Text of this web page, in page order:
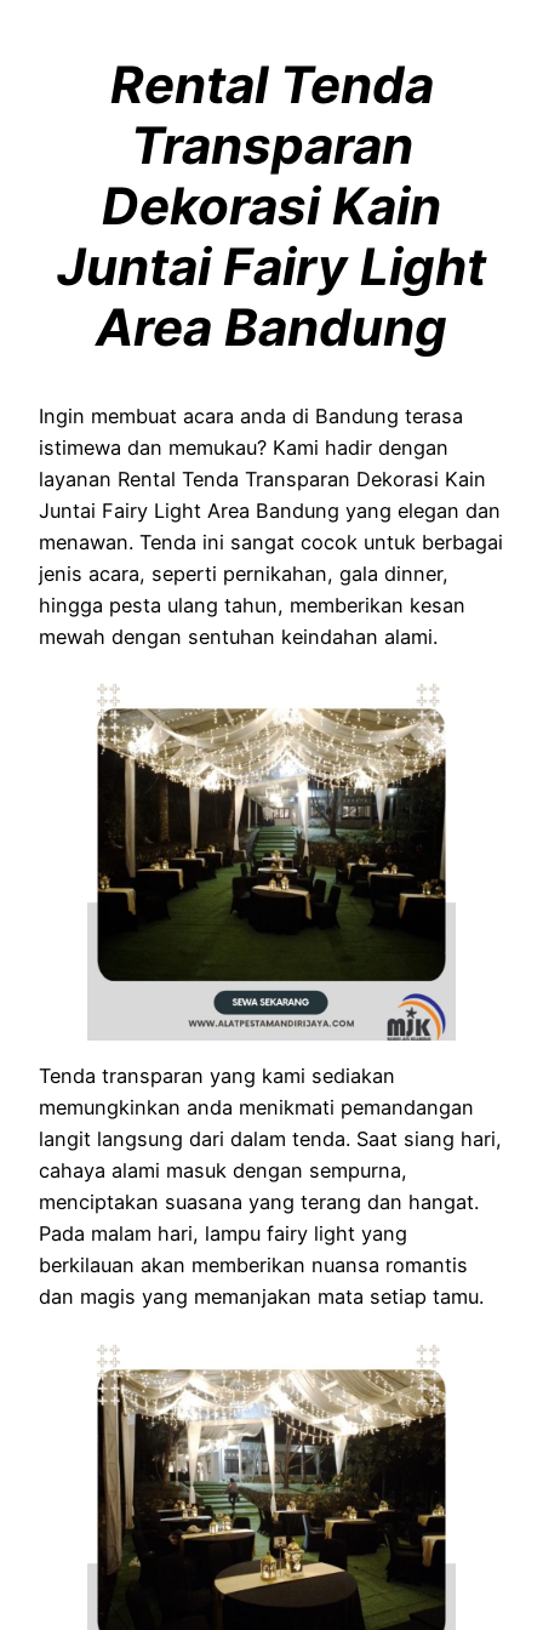
Rental Tenda
Transparan
Dekorasi Kain
Juntai Fairy Light
Area Bandung
Ingin membuat acara anda di Bandung terasa
istimewa dan memukau? Kami hadir dengan
layanan Rental Tenda Transparan Dekorasi Kain
Juntai Fairy Light Area Bandung yang elegan dan
menawan. Tenda ini sangat cocok untuk berbagai
jenis acara, seperti pernikahan, gala dinner,
hingga pesta ulang tahun, memberikan kesan
mewah dengan sentuhan keindahan alami.
Tenda transparan yang kami sediakan
memungkinkan anda menikmati pemandangan
langit langsung dari dalam tenda. Saat siang hari,
cahaya alami masuk dengan sempurna,
menciptakan suasana yang terang dan hangat.
Pada malam hari, lampu fairy light yang
berkilauan akan memberikan nuansa romantis
dan magis yang memanjakan mata setiap tamu.